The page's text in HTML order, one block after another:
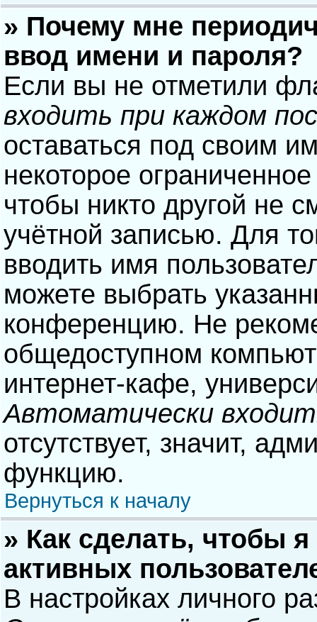
» Почему мне
ввод имени и пароля?
Если вы не отметили
входить при каждом
оставаться под своим
некоторое
чтобы никто другой не
учётной записью. Для
вводить имя
можете выбрать
конференцию. Не
общедоступном
интернет-кафе,
Автоматически
отсутствует, значит,
функцию.
Вернуться к началу
» Как сделать, чтобы
активных
В настройках личного